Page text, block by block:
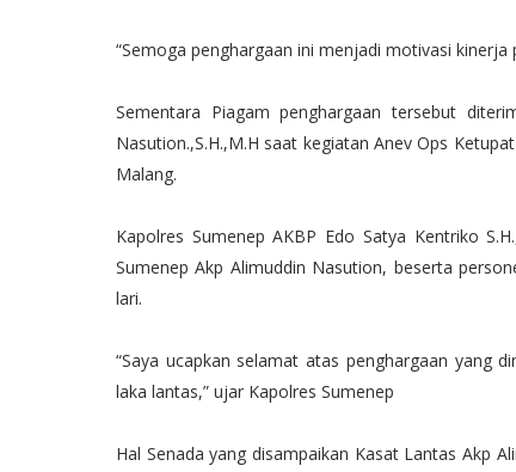
“Semoga penghargaan ini menjadi motivasi
Sementara Piagam penghargaan tersebut
Nasution.,S.H.,M.H saat kegiatan Anev Ops
Malang.
Kapolres Sumenep AKBP Edo Satya Kentriko
Sumenep Akp Alimuddin Nasution, beserta
lari.
“Saya ucapkan selamat atas penghargaan yang
laka lantas,” ujar Kapolres Sumenep
Hal Senada yang disampaikan Kasat Lantas Akp